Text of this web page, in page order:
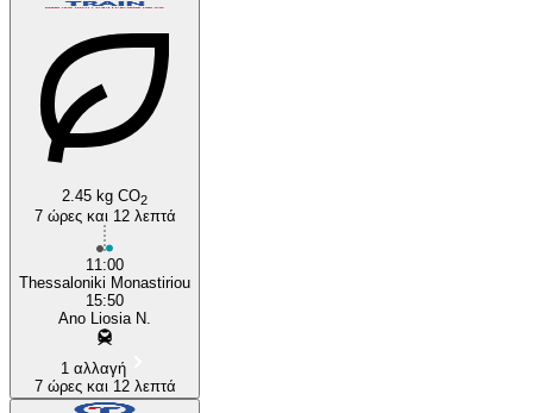
2.45 kg CO2
7 ώρες και 12 λεπτά
11:00
Thessaloniki Monastiriou
15:50
Ano Liosia N.
1 αλλαγή
7 ώρες και 12 λεπτά